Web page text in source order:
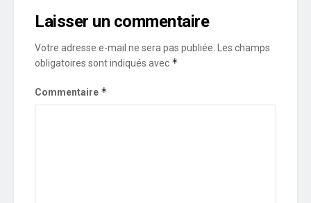
Laisser un commentaire
Votre adresse e-mail ne sera pas publiée. Les champs
obligatoires sont indiqués avec *
Commentaire *